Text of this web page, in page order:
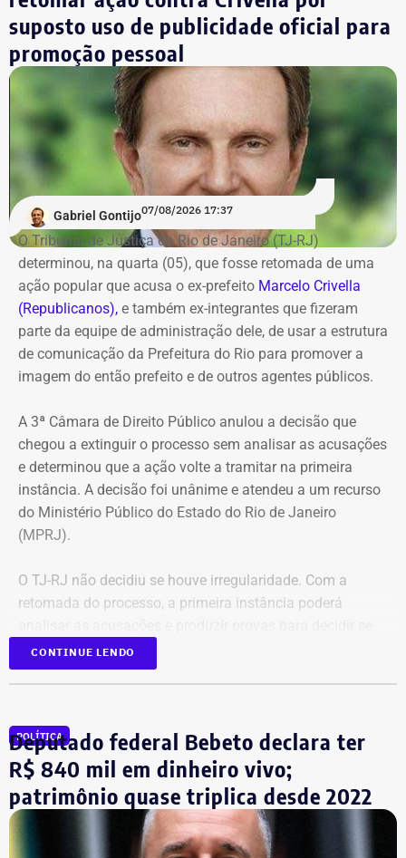
*Valor correspondente à soma de R$ 122.642,00 em espécie
convertidos de dólar e R$ 88.000,00 em reais declarados em dinheiro
Os dados são públicos e ficam disponíveis para consulta
no sistema DivulgaCandContas, do TSE.
suposto uso de publicidade oficial para
promoção pessoal
Gabriel Gontijo07/08/2026 17:37
O Tribunal de Justiça do Rio de Janeiro (TJ-RJ)
determinou, na quarta (05), que fosse retomada de uma
ação popular que acusa o ex-prefeito Marcelo Crivella
(Republicanos), e também ex-integrantes que fizeram
parte da equipe de administração dele, de usar a estrutura
de comunicação da Prefeitura do Rio para promover a
imagem do então prefeito e de outros agentes públicos.
A 3ª Câmara de Direito Público anulou a decisão que
chegou a extinguir o processo sem analisar as acusações
e determinou que a ação volte a tramitar na primeira
instância. A decisão foi unânime e atendeu a um recurso
do Ministério Público do Estado do Rio de Janeiro
(MPRJ).
O TJ-RJ não decidiu se houve irregularidade. Com a
retomada do processo, a primeira instância poderá
houve uso indevido da publicidade oficial.
A ação popular, apresentada pelo advogado Fernando
Lyra Reis, aléga que a gestão Crivella usou perfis oficiais
da prefeitura em redes sociais, no Diário Oficial do
Município e em outros canais institucionais para divulgar
conteúdos que, segundo ação, iam além da informação
CONTINUE LENDO
POLÍTICA
Deputado federal Bebeto declara ter
R$ 840 mil em dinheiro vivo;
patrimônio quase triplica desde 2022